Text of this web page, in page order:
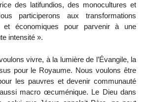
des latifundios, des monocultures et
participerons aux transformations
et économiques pour parvenir à une
intensité ».
vivre, à la lumière de l’Évangile, la
pour le Royaume. Nous voulons être
les pauvres et devenir communauté
macro œcuménique. Le Dieu dans